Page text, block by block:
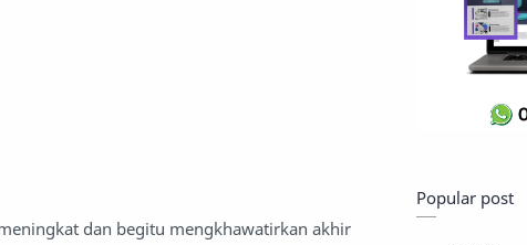
dan begitu mengkhawatirkan akhir
Popular post